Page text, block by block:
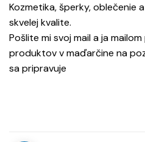
Kozmetika, šperky, oblečenie
skvelej kvalite.
Pošlite mi svoj mail a ja
produktov v maďarčine na
sa pripravuje